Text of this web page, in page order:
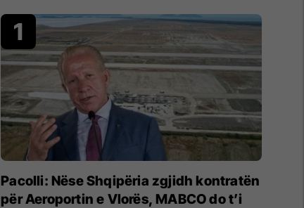
Pacolli: Nëse Shqipëria zgjidh kontratën
për Aeroportin e Vlorës, MABCO do t’i